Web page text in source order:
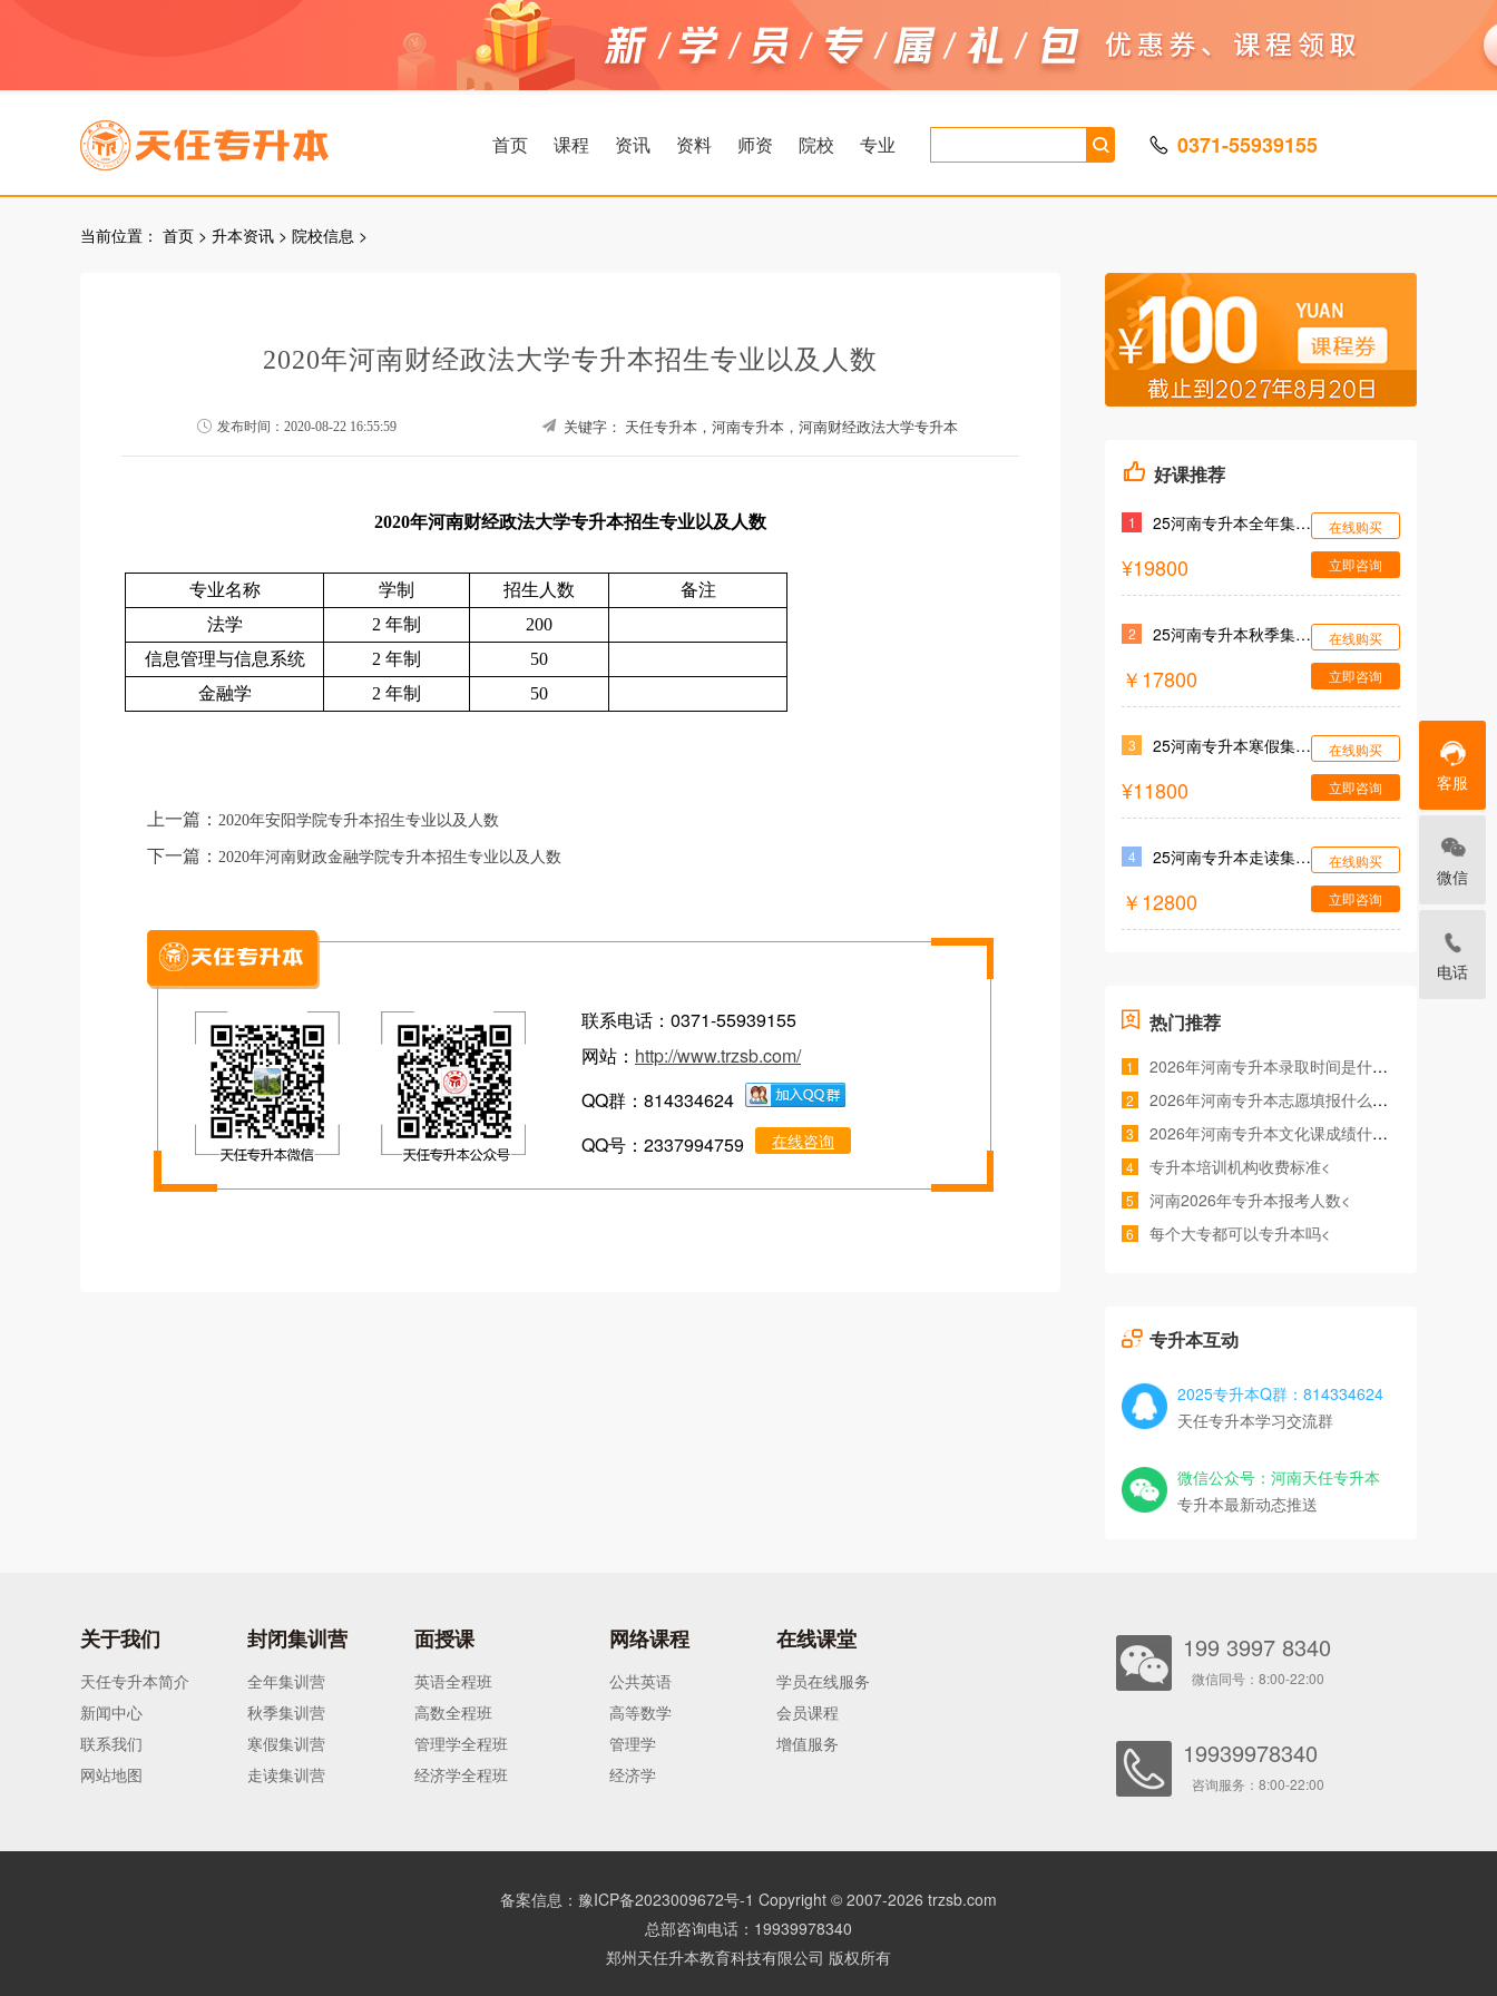
首页 课程 资讯 资料 师资 院校 专业 0371-55939155
当前位置： 首页 > 升本资讯 > 院校信息 >
2020年河南财经政法大学专升本招生专业以及人数
发布时间：2020-08-22 16:55:59 关键字： 天任专升本，河南专升本，河南财经政法大学专升本
2020年河南财经政法大学专升本招生专业以及人数
专业名称 学制 招生人数
备注
法学
2 年制
200
信息管理与信息系统
2 年制
50
金融学
2 年制 50
上一篇： 2020年安阳学院专升本招生专业以及人数
下一篇： 2020年河南财政金融学院专升本招生专业以及人数
联系电话：0371-55939155
网站： http://www.trzsb.com/
QQ群：814334624
QQ号：2337994759
在线咨询
好课推荐
1 25河南专升本全年集训营
¥19800
在线购买
立即咨询
2 25河南专升本秋季集训营
￥17800
在线购买
立即咨询
3 25河南专升本寒假集训营
¥11800
在线购买
立即咨询
4 25河南专升本走读集训营
￥12800
在线购买
立即咨询
热门推荐
1 2026年河南专升本录取时间是什么时候<
2 2026年河南专升本志愿填报什么时间<
3 2026年河南专升本文化课成绩什么时候公布<
4 专升本培训机构收费标准<
5 河南2026年专升本报考人数<
6 每个大专都可以专升本吗<
专升本互动
2025专升本Q群：814334624
天任专升本学习交流群
微信公众号：河南天任专升本
专升本最新动态推送
关于我们
天任专升本简介
新闻中心
联系我们
网站地图
封闭集训营
全年集训营
秋季集训营
寒假集训营
走读集训营
面授课
英语全程班
高数全程班
管理学全程班
经济学全程班
网络课程
公共英语
高等数学
管理学
经济学
在线课堂
学员在线服务
会员课程
增值服务
199 3997 8340
微信同号：8:00-22:00
19939978340
咨询服务：8:00-22:00
备案信息：豫ICP备2023009672号-1 Copyright © 2007-2026 trzsb.com
总部咨询电话：19939978340
郑州天任升本教育科技有限公司 版权所有
客服
微信
电话